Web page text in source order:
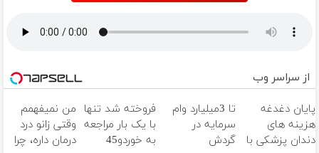
از سراسر وب
پایان دغدغه
هزینه های
دندان پزشکی با
تا 3میلیارد وام
سرمایه در
گردش
فروخته شد تنها
با یک بار مراجعه
به خوردو45
من نمیفهمم
وقتی زانو درد
درمان داره، چرا